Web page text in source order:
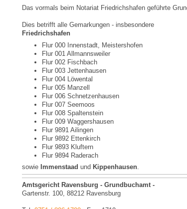
Das vormals beim Notariat Friedrichshafen geführte
Dies betrifft alle Gemarkungen - insbesondere
Friedrichshafen
Flur 000 Innenstadt, Meistershofen
Flur 001 Allmannsweiler
Flur 002 Fischbach
Flur 003 Jettenhausen
Flur 004 Löwental
Flur 005 Manzell
Flur 006 Schnetzenhausen
Flur 007 Seemoos
Flur 008 Spaltenstein
Flur 009 Waggershausen
Flur 9891 Ailingen
Flur 9892 Ettenkirch
Flur 9893 Kluftern
Flur 9894 Raderach
sowie Immenstaad und Kippenhausen.
Amtsgericht Ravensburg - Grundbuchamt -
Gartenstr. 100, 88212 Ravensburg